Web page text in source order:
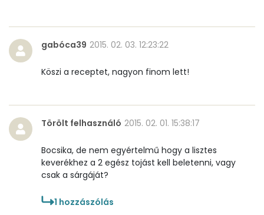
gabóca39 2015. 02. 03. 12:23:22
Köszi a receptet, nagyon finom lett!
Törölt felhasználó 2015. 02. 01. 15:38:17
Bocsika, de nem egyértelmű hogy a lisztes
keverékhez a 2 egész tojást kell beletenni, vagy
csak a sárgáját?
1 hozzászólás